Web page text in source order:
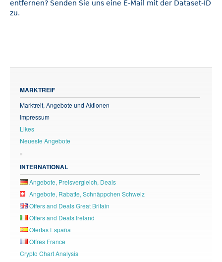
entfernen? Senden Sie uns eine E-Mail mit der Dataset-ID
zu.
MARKTREIF
Marktreif, Angebote und Aktionen
Impressum
Likes
Neueste Angebote
INTERNATIONAL
Angebote, Preisvergleich, Deals
Angebote, Rabatte, Schnäppchen Schweiz
Offers and Deals Great Britain
Offers and Deals Ireland
Ofertas España
Offres France
Crypto Chart Analysis